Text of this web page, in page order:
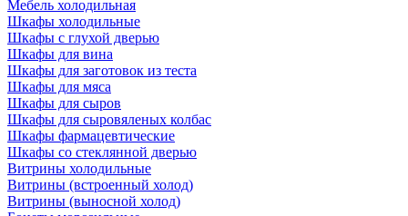
Мебель холодильная
Шкафы холодильные
Шкафы с глухой дверью
Шкафы для вина
Шкафы для заготовок из теста
Шкафы для мяса
Шкафы для сыров
Шкафы для сыровяленых колбас
Шкафы фармацевтические
Шкафы со стеклянной дверью
Витрины холодильные
Витрины (встроенный холод)
Витрины (выносной холод)